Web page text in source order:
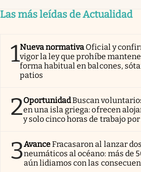
Las más leídas de Actualidad
1Nueva normativa Oficial y
vigor la ley que prohíbe
forma habitual en balcones,
patios
2OportunidadBuscan
en una isla griega: ofrecen
y solo cinco horas de trabajo
3AvanceFracasaron al lanzar
neumáticos al océano: más de
aún lidiamos con las